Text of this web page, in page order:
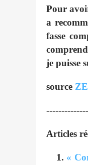
Pour
a
fasse
je puisse
source
Articles
«